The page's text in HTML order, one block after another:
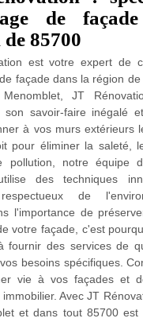
de
85700
est votre expert de
façade dans la région
JT
son savoir-faire inégalé
à vos murs extérieurs
pour éliminer la saleté,
pollution, notre équipe
des techniques
de
l'importance de
votre façade, c'est
fournir des services de
besoins spécifiques.
vie à vos façades et
Avec JT
et dans tout 85700 est